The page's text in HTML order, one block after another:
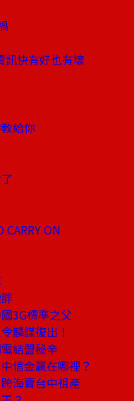
快有好也有壞
給你
CARRY ON
3G標準之父
麟謀復出！
結盟秘辛
信金贏在哪裡？
海賣台中祖產